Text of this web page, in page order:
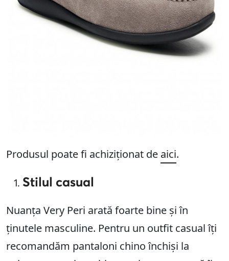
Produsul poate fi achiziționat de aici.
Stilul casual
Nuanța Very Peri arată foarte bine și în
ținutele masculine. Pentru un outfit casual îți
recomandăm pantaloni chino închiși la